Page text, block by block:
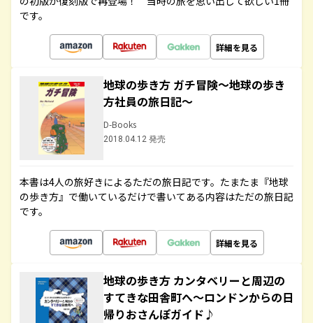
です。
詳細を見る
地球の歩き方 ガチ冒険～地球の歩き
方社員の旅日記～
D-Books
2018.04.12 発売
本書は4人の旅好きによるただの旅日記です。たまたま『地球
の歩き方』で働いているだけで書いてある内容はただの旅日記
です。
詳細を見る
地球の歩き方 カンタベリーと周辺の
すてきな田舎町へ～ロンドンからの日
帰りおさんぽガイド♪